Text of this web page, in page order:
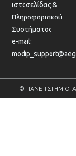
ιστοσελίδας &
Πληροφοριακού
Συστήματος
e-mail:
© ΠΑΝΕΠΙΣΤΗΜΙΟ